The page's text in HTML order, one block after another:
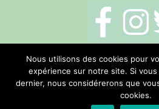
Mentions légales-
Me
Réalisation Hano
Nous utilisons des cookies pour
expérience sur notre site. Si
dernier, nous considérerons que
cookies.